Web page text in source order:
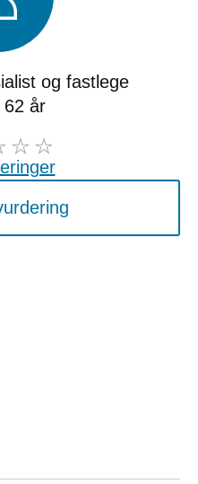
og fastlege
62 år